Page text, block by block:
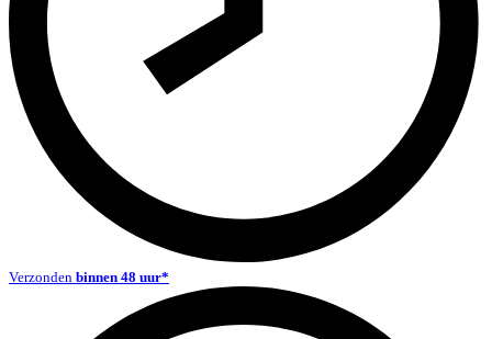
Verzonden binnen 48 uur*